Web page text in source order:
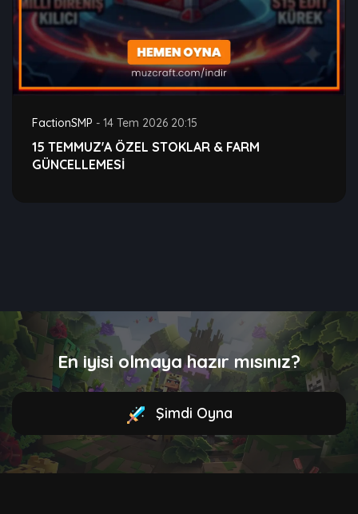
FactionSMP - 14 Tem 2026 20:15
15 TEMMUZ'A ÖZEL STOKLAR & FARM
GÜNCELLEMESİ
En iyisi olmaya hazır mısınız?
Şimdi Oyna